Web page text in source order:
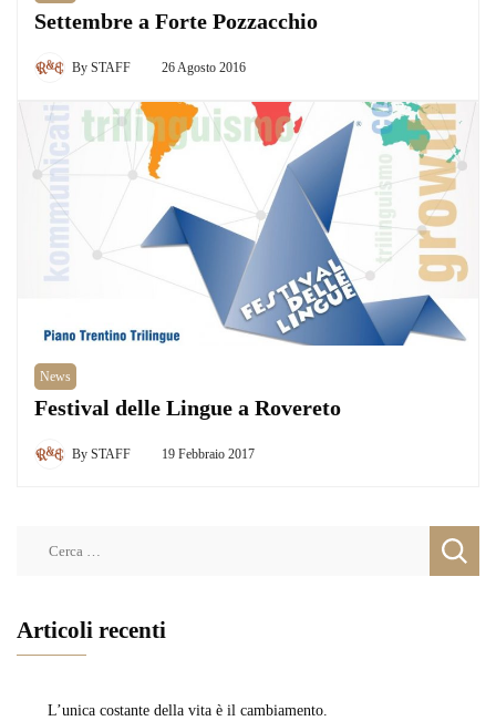
Settembre a Forte Pozzacchio
By STAFF 26 Agosto 2016
News
Festival delle Lingue a Rovereto
By STAFF 19 Febbraio 2017
Articoli recenti
L’unica costante della vita è il cambiamento.